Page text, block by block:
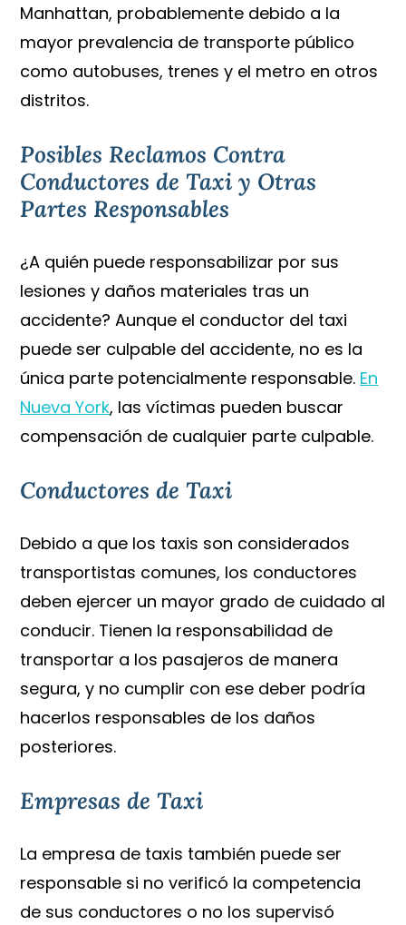
Manhattan, probablemente debido a la
mayor prevalencia de transporte público
como autobuses, trenes y el metro en otros
distritos.
Posibles Reclamos Contra
Conductores de Taxi y Otras
Partes Responsables
¿A quién puede responsabilizar por sus
lesiones y daños materiales tras un
accidente? Aunque el conductor del taxi
puede ser culpable del accidente, no es la
única parte potencialmente responsable. En
Nueva York, las víctimas pueden buscar
compensación de cualquier parte culpable.
Conductores de Taxi
Debido a que los taxis son considerados
transportistas comunes, los conductores
deben ejercer un mayor grado de cuidado al
conducir. Tienen la responsabilidad de
transportar a los pasajeros de manera
segura, y no cumplir con ese deber podría
hacerlos responsables de los daños
posteriores.
Empresas de Taxi
La empresa de taxis también puede ser
responsable si no verificó la competencia
de sus conductores o no los supervisó